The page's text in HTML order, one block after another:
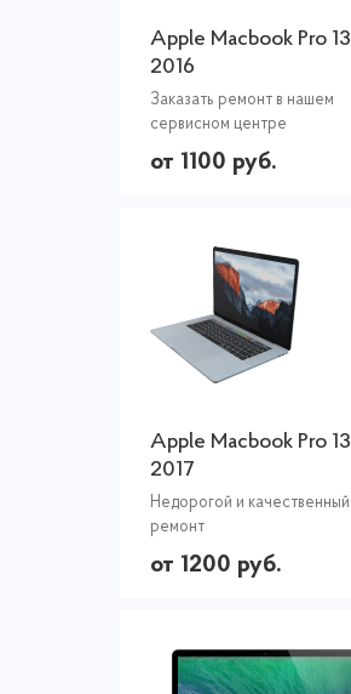
Apple Macbook Pro 13
2016
Заказать ремонт в нашем
сервисном центре
от 1100 руб.
Apple Macbook Pro 13
2017
Недорогой и качественный
ремонт
от 1200 руб.